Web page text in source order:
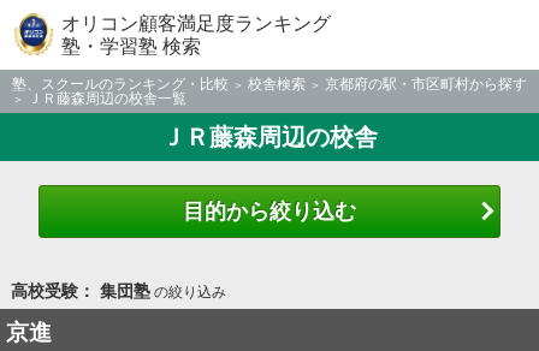
オリコン顧客満足度ランキング
塾・学習塾 検索
塾、スクールのランキング・比較 校舎検索
京都府の駅・市区町村から探す
ＪＲ藤森周辺の校舎一覧
ＪＲ藤森周辺の校舎
目的から絞り込む
高校受験： 集団塾の絞り込み
京進